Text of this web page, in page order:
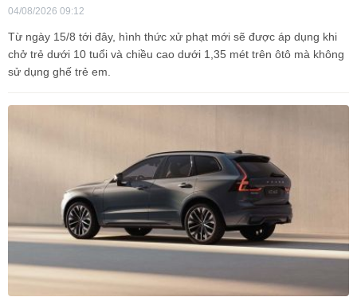
04/08/2026 09:12
Từ ngày 15/8 tới đây, hình thức xử phạt mới sẽ được áp dụng khi
chở trẻ dưới 10 tuổi và chiều cao dưới 1,35 mét trên ôtô mà không
sử dụng ghế trẻ em.